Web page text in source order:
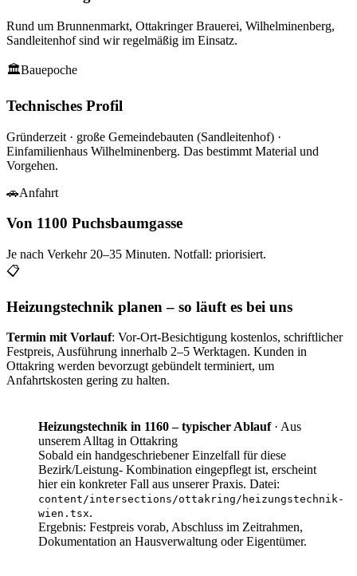
Rund um Brunnenmarkt, Ottakringer Brauerei, Wilhelminenberg,
Sandleitenhofsind wir regelmäßig im Einsatz.
🏛Bauepoche
Technisches Profil
Gründerzeit · große Gemeindebauten (Sandleitenhof) ·
Einfamilienhaus Wilhelminenberg. Das bestimmt Material und
Vorgehen.
🚗Anfahrt
Von 1100 Puchsbaumgasse
Je nach Verkehr 20–35 Minuten. Notfall: priorisiert.
📋
Heizungstechnik planen – so läuft es bei uns
Termin mit Vorlauf: Vor-Ort-Besichtigung kostenlos, schriftlicher
Festpreis, Ausführung innerhalb 2–5 Werktagen. Kunden in
Ottakring werden bevorzugt gebündelt terminiert, um
Anfahrtskosten gering zu halten.
Heizungstechnik in 1160 – typischer Ablauf· Aus
unserem Alltag in Ottakring
Sobald ein handgeschriebener Einzelfall für diese
Bezirk/Leistung- Kombination eingepflegt ist, erscheint
hier ein konkreter Fall aus unserer Praxis. Datei:
content/intersections/ottakring/ heizungstechnik-
wien .tsx.
Ergebnis: Festpreis vorab, Abschluss im Zeitrahmen,
Dokumentation an Hausverwaltung oder Eigentümer.